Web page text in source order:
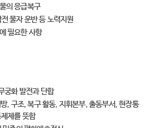
의 응급복구
물자 운반 등 노력지원
필요한 사항
궁화 발전과 단합
, 구조, 복구 활동, 지휘본부, 출동부서, 현장통
제를 뜻함